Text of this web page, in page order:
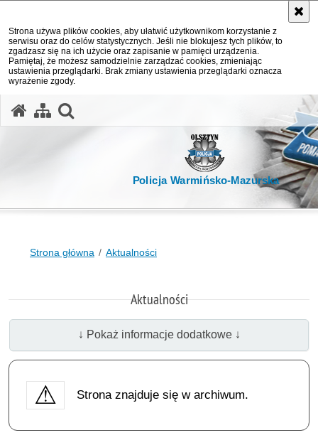
Strona używa plików cookies, aby ułatwić użytkownikom korzystanie z
serwisu oraz do celów statystycznych. Jeśli nie blokujesz tych plików, to
zgadzasz się na ich użycie oraz zapisanie w pamięci urządzenia.
Pamiętaj, że możesz samodzielnie zarządzać cookies, zmieniając
ustawienia przeglądarki. Brak zmiany ustawienia przeglądarki oznacza
wyrażenie zgody.
Policja Warmińsko-Mazurska
Strona główna Aktualności
Aktualności
↓ Pokaż informacje dodatkowe ↓
Strona znajduje się w archiwum.